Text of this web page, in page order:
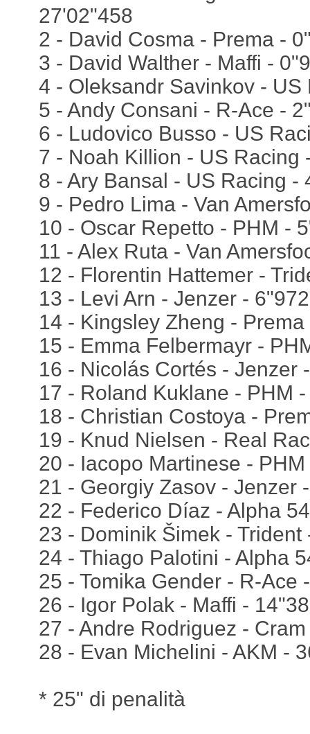
27'02"458
2 - David Cosma - Prema -
3 - David Walther - Maffi -
4 - Oleksandr Savinkov - US
5 - Andy Consani - R-Ace -
6 - Ludovico Busso - US
7 - Noah Killion - US Racing
8 - Ary Bansal - US Racing -
9 - Pedro Lima - Van
10 - Oscar Repetto - PHM -
11 - Alex Ruta - Van
12 - Florentin Hattemer -
13 - Levi Arn - Jenzer - 6"972
14 - Kingsley Zheng -
15 - Emma Felbermayr -
16 - Nicolás Cortés - Jenzer
17 - Roland Kuklane - PHM
18 - Christian Costoya -
19 - Knud Nielsen - Real
20 - Iacopo Martinese -
21 - Georgiy Zasov - Jenzer
22 - Federico Díaz - Alpha
23 - Dominik Šimek - Trident
24 - Thiago Palotini - Alpha
25 - Tomika Gender - R-Ace
26 - Igor Polak - Maffi -
27 - Andre Rodriguez -
28 - Evan Michelini - AKM -
* 25" di penalità